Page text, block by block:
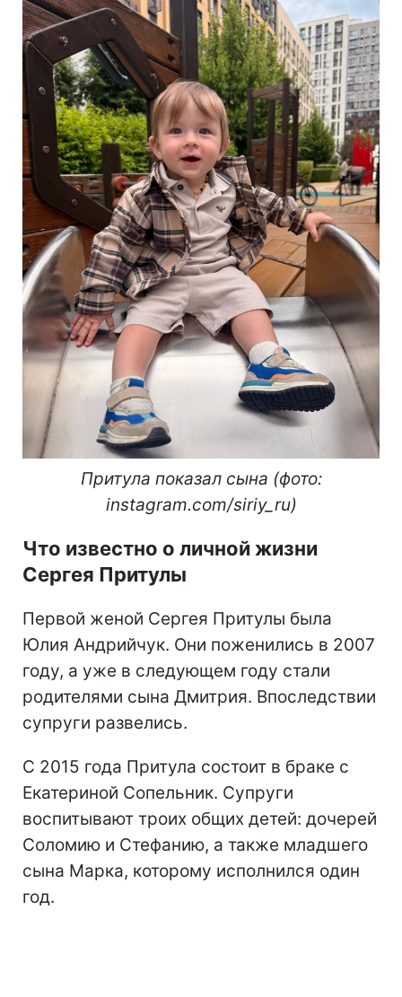
Притула показал сына (фото:
instagram.com/siriy_ru)
Что известно о личной жизни
Сергея Притулы
Первой женой Сергея Притулы была
Юлия Андрийчук. Они поженились в 2007
году, а уже в следующем году стали
родителями сына Дмитрия. Впоследствии
супруги развелись.
С 2015 года Притула состоит в браке с
Екатериной Сопельник. Супруги
воспитывают троих общих детей: дочерей
Соломию и Стефанию, а также младшего
сына Марка, которому исполнился один
год.